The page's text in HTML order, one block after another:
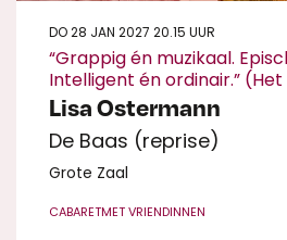
Lisa Ostermann
De Baas (reprise)
“Grappig én muzikaal.
Intelligent én ordinair.”
DO 28 JAN 2027 20.15 UUR
Grote Zaal
CABARETMET VRIENDINNEN